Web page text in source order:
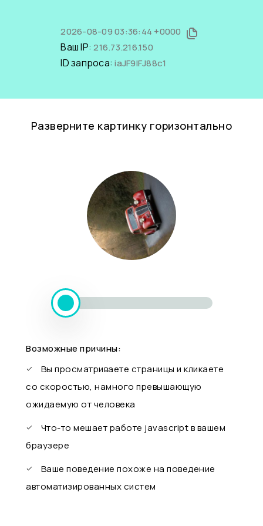
2026-08-09 03:36:44 +0000
Ваш IP:216.73.216.150
ID запроса:iaJF9lFJ88c1
Разверните картинку горизонтально
Возможные причины:
Вы просматриваете страницы и кликаете
со скоростью, намного превышающую
ожидаемую от человека
Что-то мешает работе javascript в вашем
браузере
Ваше поведение похоже на поведение
автоматизированных систем